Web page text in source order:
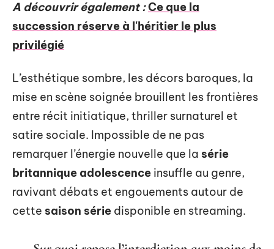
A découvrir également :Ce que la
succession réserve à l'héritier le plus
privilégié
L’esthétique sombre, les décors baroques, la
mise en scène soignée brouillent les frontières
entre récit initiatique, thriller surnaturel et
satire sociale. Impossible de ne pas
remarquer l’énergie nouvelle que la série
britannique adolescence insuffle au genre,
ravivant débats et engouements autour de
cette saison série disponible en streaming.